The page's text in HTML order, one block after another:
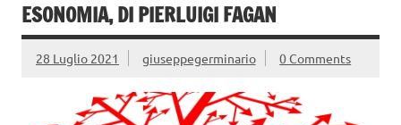
ESONOMIA, DI PIERLUIGI FAGAN
28 Luglio 2021 giuseppegerminario 0 Comments